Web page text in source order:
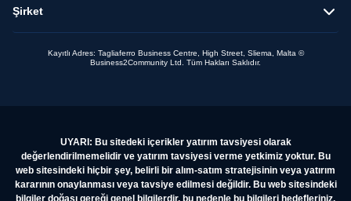
Şirket
Kayıtlı Adres: Tagliaferro Business Centre, High Street, Sliema, Malta ©
Business2Community Ltd. Tüm Hakları Saklıdır.
UYARI: Bu sitedeki içerikler yatırım tavsiyesi olarak
değerlendirilmemelidir ve yatırım tavsiyesi verme yetkimiz yoktur. Bu
web sitesindeki hiçbir şey, belirli bir alım-satım stratejisinin veya yatırım
kararının onaylanması veya tavsiye edilmesi değildir. Bu web sitesindeki
bilgiler doğası gereği genel bilgilerdir, bu nedenle bu bilgileri hedefleriniz,